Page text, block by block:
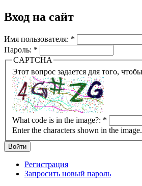
Вход на сайт
Имя пользователя: *
Пароль: *
CAPTCHA
What code is in the image?: *
Enter the characters shown in the image.
Регистрация
Запросить новый пароль